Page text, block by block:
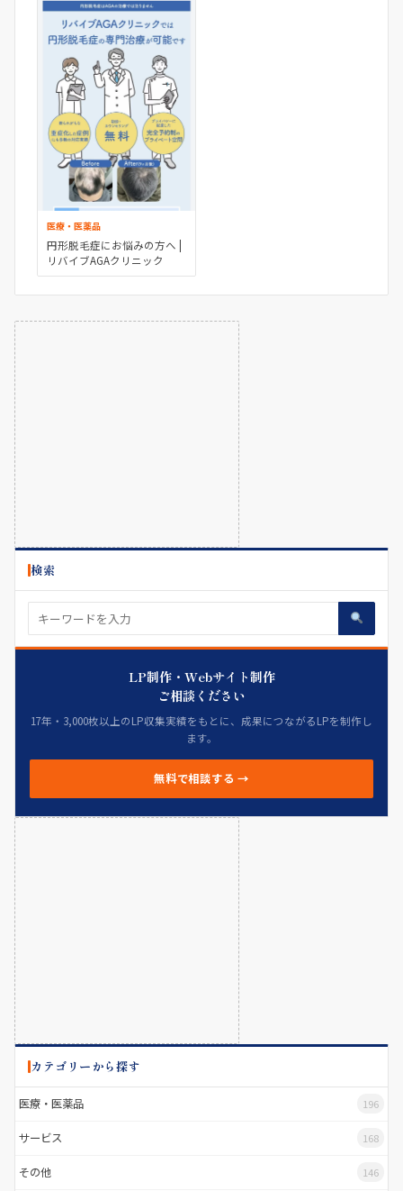
医療・医薬品
円形脱毛症にお悩みの方へ |
リバイブAGAクリニック
検索
LP制作・Webサイト制作
ご相談ください
17年・3,000枚以上のLP収集実績をもとに、成果につながるLPを制作し
ます。
無料で相談する →
カテゴリーから探す
医療・医薬品 196
サービス 168
その他 146